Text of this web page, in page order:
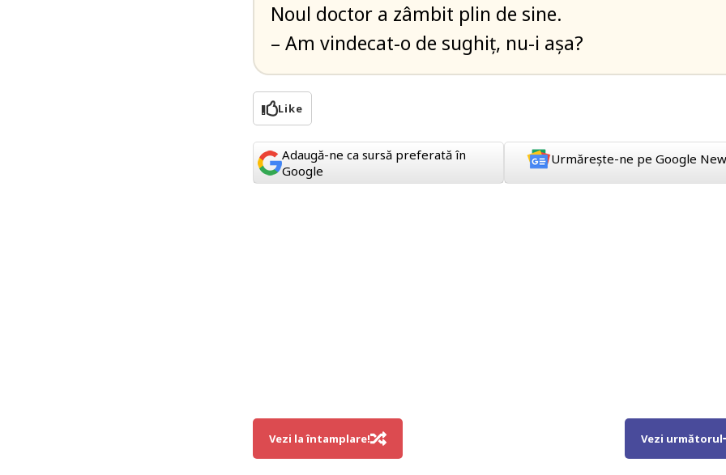
Noul doctor a zâmbit plin de sine.
– Am vindecat-o de sughiț, nu-i așa?
Like
Adaugă-ne ca sursă preferată în
Google
Urmărește-ne pe Google
Vezi la întamplare! Vezi următorul